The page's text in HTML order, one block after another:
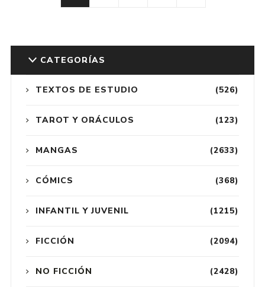
CATEGORÍAS
(526)
TEXTOS DE ESTUDIO
(123)
TAROT Y ORÁCULOS
(2633)
MANGAS
(368)
CÓMICS
(1215)
INFANTIL Y JUVENIL
(2094)
FICCIÓN
(2428)
NO FICCIÓN